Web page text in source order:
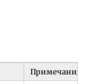
Примечания